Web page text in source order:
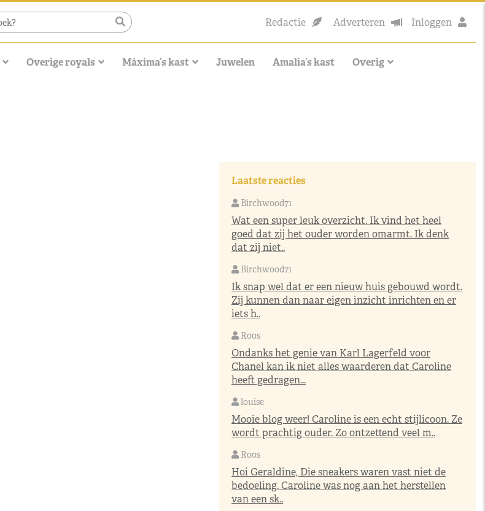
Redactie Adverteren Inloggen
Overige royals Máxima’s kast Juwelen Amalia’s kast Overig
Laatste reacties
Birchwood71
Wat een super leuk overzicht. Ik vind het heel
goed dat zij het ouder worden omarmt. Ik denk
dat zij niet..
Birchwood71
Ik snap wel dat er een nieuw huis gebouwd wordt.
Zij kunnen dan naar eigen inzicht inrichten en er
iets h..
Roos
Ondanks het genie van Karl Lagerfeld voor
Chanel kan ik niet alles waarderen dat Caroline
heeft gedragen...
louise
Mooie blog weer! Caroline is een echt stijlicoon. Ze
wordt prachtig ouder. Zo ontzettend veel m..
Roos
Hoi Geraldine, Die sneakers waren vast niet de
bedoeling. Caroline was nog aan het herstellen
van een sk..